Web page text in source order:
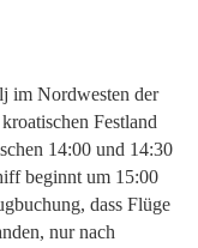
im Nordwesten der
Festland
14:00 und 14:30
beginnt um 15:00
dass Flüge
nur nach